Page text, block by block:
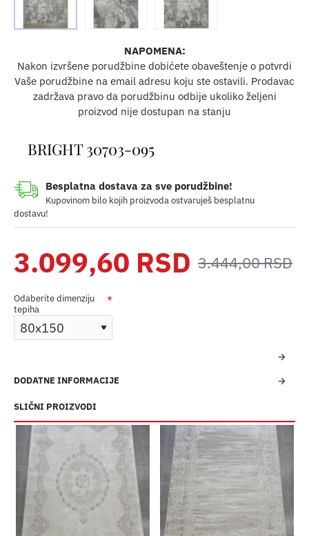
NAPOMENA:
Nakon izvršene porudžbine dobićete obaveštenje o potvrdi
Vaše porudžbine na email adresu koju ste ostavili. Prodavac
zadržava pravo da porudžbinu odbije ukoliko željeni
proizvod nije dostupan na stanju
BRIGHT 30703-095
Besplatna dostava za sve porudžbine!
Kupovinom bilo kojih proizvoda ostvaruješ besplatnu
dostavu!
3.099,60 RSD 3.444,00 RSD
Odaberite dimenziju
tepiha
SLIČNI PROIZVODI
DODATNE INFORMACIJE